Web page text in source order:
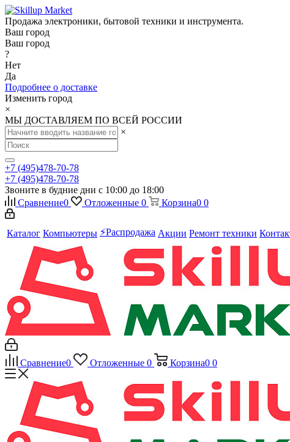
Продажа электроники, бытовой техники и инструмента.
Ваш город
Ваш город
?
Нет
Да
Подробнее о доставке
Изменить город
×
МЫ ДОСТАВЛЯЕМ ПО ВСЕЙ РОССИИ
×
+7 (495)478-70-78
+7 (495)478-70-78
Звоните в будние дни с 10:00 до 18:00
Сравнение0 Отложенные 0 Корзина0 0
Каталог Компьютеры ⚡️Распродажа Акции Ремонт техники
Сравнение0 Отложенные 0 Корзина0 0